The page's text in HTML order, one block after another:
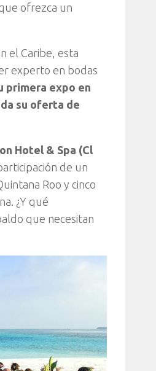
que ofrezca un
el Caribe, esta
experto en bodas
primera expo en
su oferta de
Hotel & Spa (Cl
de un
Roo y cinco
¿Y qué
que necesitan